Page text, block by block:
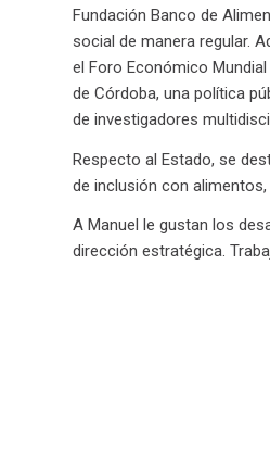
Fundación Banco de
social de manera regular.
el Foro Económico
de Córdoba, una política
de investigadores
Respecto al Estado, se
de inclusión con
A Manuel le gustan los
dirección estratégica.